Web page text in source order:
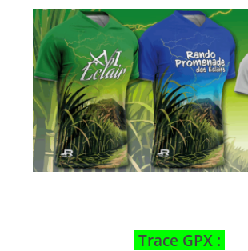
Trace GPX :